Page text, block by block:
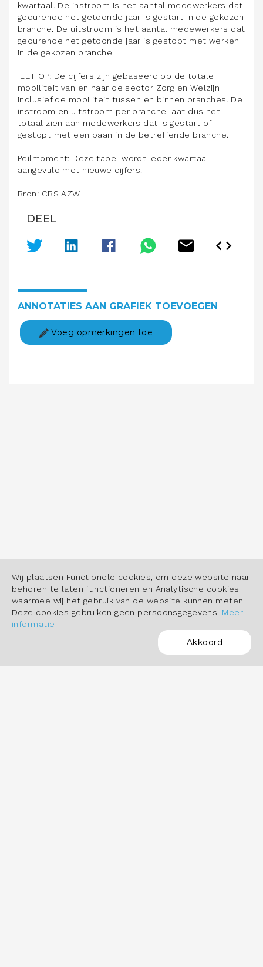
Wij plaatsen Functionele cookies, om deze website naar
behoren te laten functioneren en Analytische cookies
waarmee wij het gebruik van de website kunnen meten.
Deze cookies gebruiken geen persoonsgegevens. Meer
informatie
Akkoord
kwartaal. De instroom is het aantal medewerkers dat
gedurende het getoonde jaar is gestart in de gekozen
branche. De uitstroom is het aantal medewerkers dat
gedurende het getoonde jaar is gestopt met werken
in de gekozen branche.
LET OP: De cijfers zijn gebaseerd op de totale
mobiliteit van en naar de sector Zorg en Welzijn
inclusief de mobiliteit tussen en binnen branches. De
instroom en uitstroom per branche laat dus het
totaal zien aan medewerkers dat is gestart of
gestopt met een baan in de betreffende branche.
Peilmoment: Deze tabel wordt ieder kwartaal
aangevuld met nieuwe cijfers.
Bron: CBS AZW
DEEL
ANNOTATIES AAN GRAFIEK TOEVOEGEN
Voeg opmerkingen toe
POWERED BY